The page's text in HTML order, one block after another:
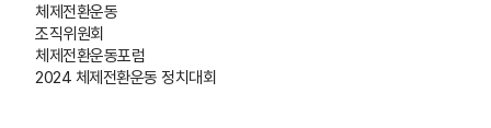
체제전환운동
조직위원회
체제전환운동포럼
2024 체제전환운동 정치대회